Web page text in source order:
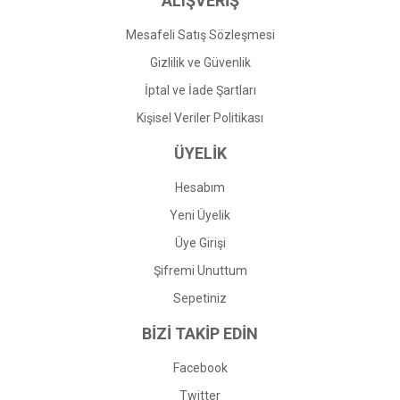
Mesafeli Satış Sözleşmesi
Gizlilik ve Güvenlik
İptal ve İade Şartları
Kişisel Veriler Politikası
ÜYELİK
Hesabım
Yeni Üyelik
Üye Girişi
Şifremi Unuttum
Sepetiniz
BİZİ TAKİP EDİN
Facebook
Twitter